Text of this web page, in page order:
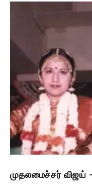
முதலமைச்சர் விஜய்